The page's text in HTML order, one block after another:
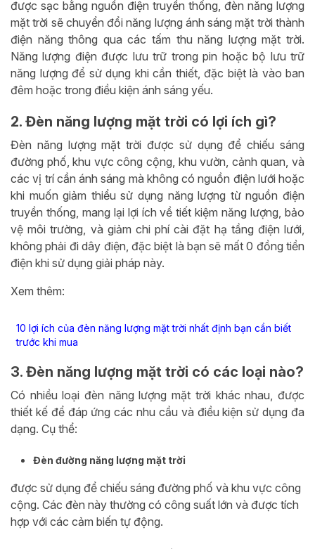
được sạc bằng nguồn điện truyền thống, đèn năng lượng
mặt trời sẽ chuyển đổi năng lượng ánh sáng mặt trời thành
điện năng thông qua các tấm thu năng lượng mặt trời.
Năng lượng điện được lưu trữ trong pin hoặc bộ lưu trữ
năng lượng để sử dụng khi cần thiết, đặc biệt là vào ban
đêm hoặc trong điều kiện ánh sáng yếu.
2. Đèn năng lượng mặt trời có lợi ích gì?
Đèn năng lượng mặt trời được sử dụng để chiếu sáng
đường phố, khu vực công cộng, khu vườn, cảnh quan, và
các vị trí cần ánh sáng mà không có nguồn điện lưới hoặc
khi muốn giảm thiểu sử dụng năng lượng từ nguồn điện
truyền thống, mang lại lợi ích về tiết kiệm năng lượng, bảo
vệ môi trường, và giảm chi phí cài đặt hạ tầng điện lưới,
không phải đi dây điện, đặc biệt là bạn sẽ mất 0 đồng tiền
điện khi sử dụng giải pháp này.
Xem thêm:
10 lợi ích của đèn năng lượng mặt trời nhất định bạn cần biết
trước khi mua
3. Đèn năng lượng mặt trời có các loại nào?
Có nhiều loại đèn năng lượng mặt trời khác nhau, được
thiết kế để đáp ứng các nhu cầu và điều kiện sử dụng đa
dạng. Cụ thể:
Đèn đường năng lượng mặt trời
được sử dụng để chiếu sáng đường phố và khu vực công
cộng. Các đèn này thường có công suất lớn và được tích
hợp với các cảm biến tự động.